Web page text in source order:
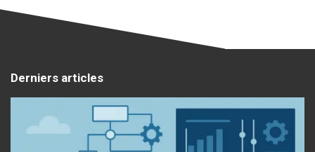
Derniers articles